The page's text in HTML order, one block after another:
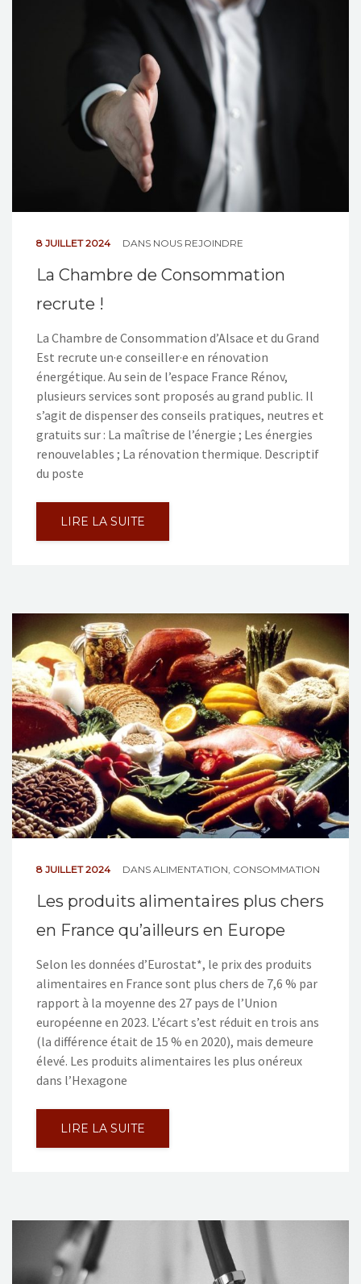
8 JUILLET 2024 DANS NOUS REJOINDRE
La Chambre de Consommation
recrute !
La Chambre de Consommation d’Alsace et du Grand
Est recrute un·e conseiller·e en rénovation
énergétique. Au sein de l’espace France Rénov,
plusieurs services sont proposés au grand public. Il
s’agit de dispenser des conseils pratiques, neutres et
gratuits sur : La maîtrise de l’énergie ; Les énergies
renouvelables ; La rénovation thermique. Descriptif
du poste
LIRE LA SUITE
8 JUILLET 2024 DANS ALIMENTATION CONSOMMATION
Les produits alimentaires plus chers
en France qu’ailleurs en Europe
Selon les données d’Eurostat*, le prix des produits
alimentaires en France sont plus chers de 7,6 % par
rapport à la moyenne des 27 pays de l’Union
européenne en 2023. L’écart s’est réduit en trois ans
(la différence était de 15 % en 2020), mais demeure
élevé. Les produits alimentaires les plus onéreux
dans l’Hexagone
LIRE LA SUITE